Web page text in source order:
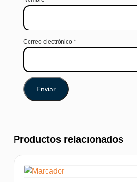
Correo electrónico *
Productos relacionados